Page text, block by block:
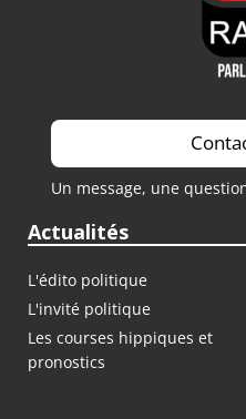
Un message, une
Actualités
L'édito politique
L'invité politique
Les courses hippiques et
pronostics